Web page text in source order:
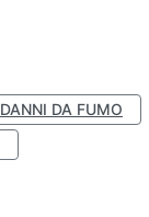
DANNI DA FUMO